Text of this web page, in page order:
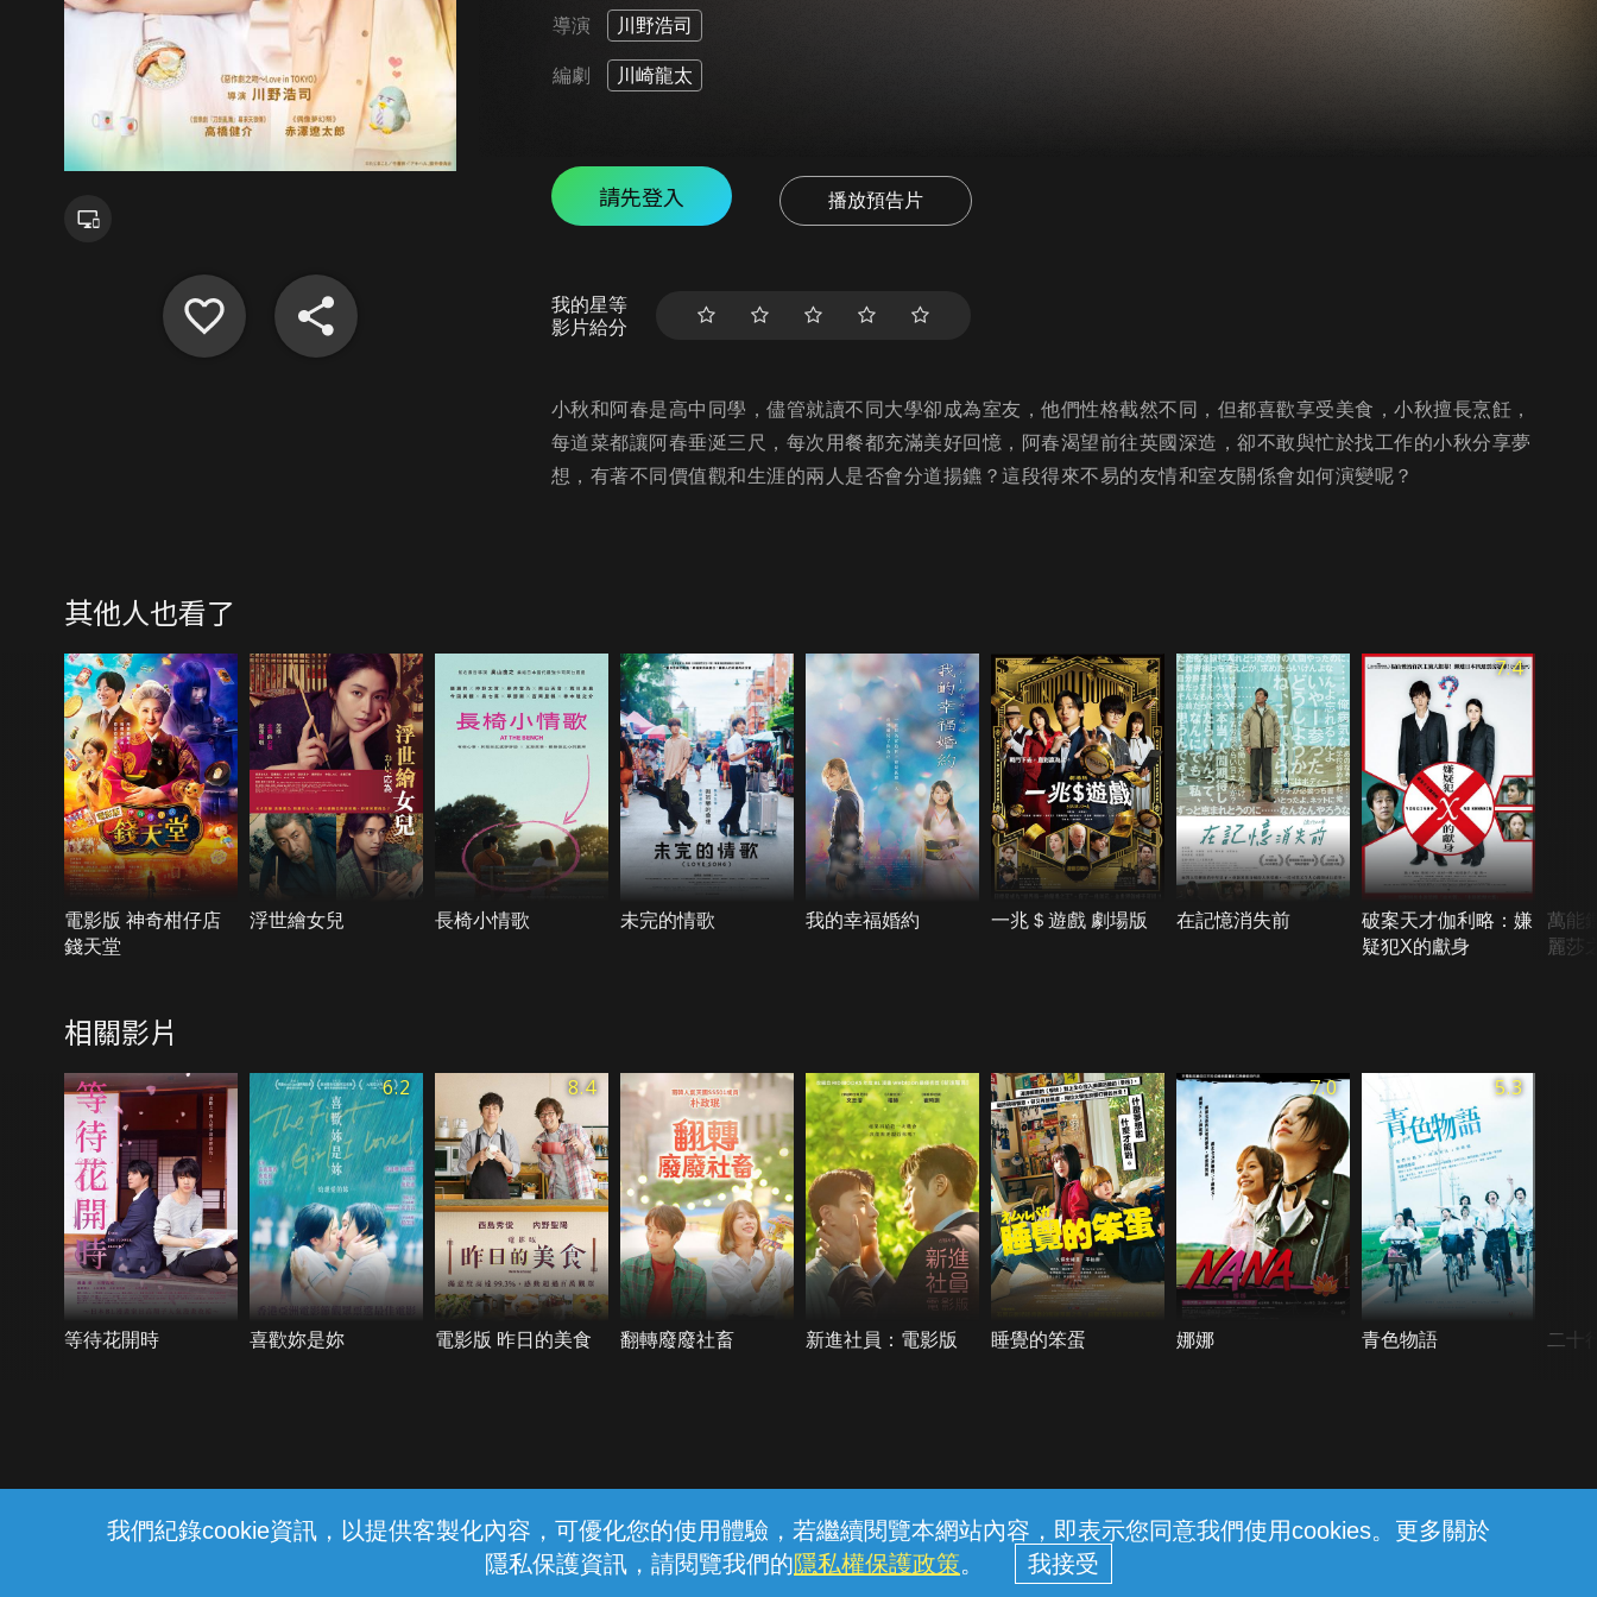
我們紀錄cookie資訊，以提供客製化內容，可優化您的使用體驗，若繼續閱覽本網站內容，即表示您同意我們使用cookies。更多關於
隱私保護資訊，請閱覽我們的隱私權保護政策。
導演 川野浩司
編劇 川崎龍太
請先登入 播放預告片
我的星等
影片給分
小秋和阿春是高中同學，儘管就讀不同大學卻成為室友，他們性格截然不同，但都喜歡享受美食，小秋擅長烹飪，
每道菜都讓阿春垂涎三尺，每次用餐都充滿美好回憶，阿春渴望前往英國深造，卻不敢與忙於找工作的小秋分享夢
想，有著不同價值觀和生涯的兩人是否會分道揚鑣？這段得來不易的友情和室友關係會如何演變呢？
其他人也看了
電影版 神奇柑仔店
錢天堂
浮世繪女兒 長椅小情歌 未完的情歌 我的幸福婚約 一兆＄遊戲 劇場版 在記憶消失前
7.4
破案天才伽利略：嫌
疑犯X的獻身
萬能
麗莎
相關影片
等待花開時
6.2
喜歡妳是妳
8.4
電影版 昨日的美食 翻轉廢廢社畜 新進社員：電影版 睡覺的笨蛋
7.0
娜娜
5.3
青色物語 二十
線上客服 服務條款 隱私權保護
中華電信股份有限公司個人家庭分公司 (統一編號：96979949) © 2026